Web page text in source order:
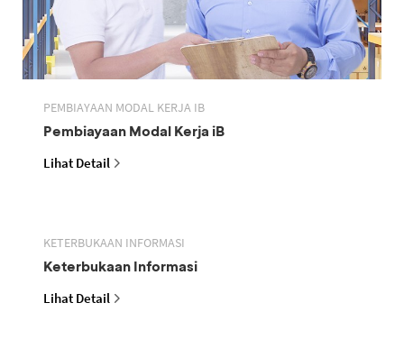
PEMBIAYAAN MODAL KERJA IB
Pembiayaan Modal Kerja iB
Lihat Detail
KETERBUKAAN INFORMASI
Keterbukaan Informasi
Lihat Detail